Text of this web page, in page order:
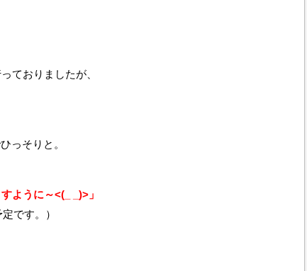
ておりましたが、
っそりと。
ように～<(_ _)>」
です。）